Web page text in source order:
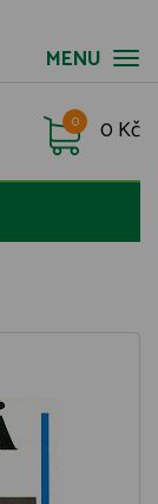
MENU
0 Kč
0